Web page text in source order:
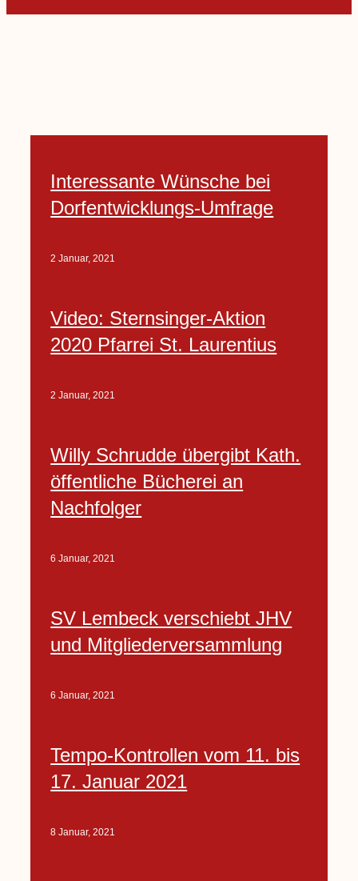
Interessante Wünsche bei
Dorfentwicklungs-Umfrage
2 Januar, 2021
Video: Sternsinger-Aktion
2020 Pfarrei St. Laurentius
2 Januar, 2021
Willy Schrudde übergibt Kath.
öffentliche Bücherei an
Nachfolger
6 Januar, 2021
SV Lembeck verschiebt JHV
und Mitgliederversammlung
6 Januar, 2021
Tempo-Kontrollen vom 11. bis
17. Januar 2021
8 Januar, 2021